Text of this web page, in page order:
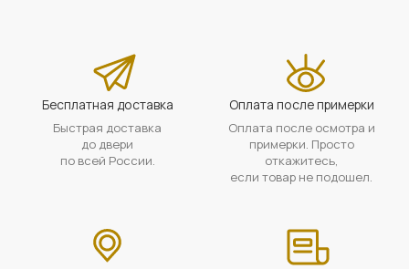
Бесплатная доставка
Быстрая доставка
до двери
по всей России.
Оплата после примерки
Оплата после осмотра и
примерки. Просто
откажитесь,
если товар не подошел.